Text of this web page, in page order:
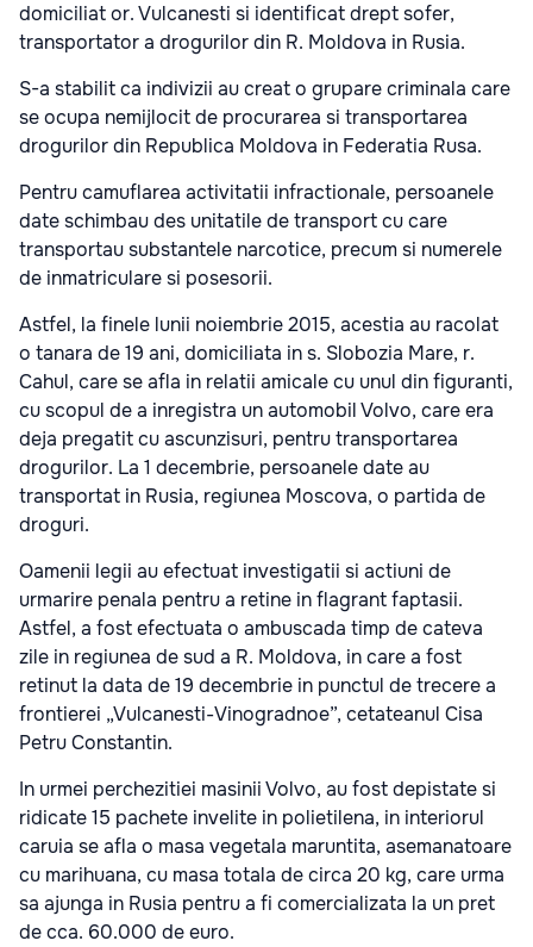
domiciliat or. Vulcanesti si identificat drept sofer,
transportator a drogurilor din R. Moldova in Rusia.
S-a stabilit ca indivizii au creat o grupare criminala care
se ocupa nemijlocit de procurarea si transportarea
drogurilor din Republica Moldova in Federatia Rusa.
Pentru camuflarea activitatii infractionale, persoanele
date schimbau des unitatile de transport cu care
transportau substantele narcotice, precum si numerele
de inmatriculare si posesorii.
Astfel, la finele lunii noiembrie 2015, acestia au racolat
o tanara de 19 ani, domiciliata in s. Slobozia Mare, r.
Cahul, care se afla in relatii amicale cu unul din figuranti,
cu scopul de a inregistra un automobil Volvo, care era
deja pregatit cu ascunzisuri, pentru transportarea
drogurilor. La 1 decembrie, persoanele date au
transportat in Rusia, regiunea Moscova, o partida de
droguri.
Oamenii legii au efectuat investigatii si actiuni de
urmarire penala pentru a retine in flagrant faptasii.
Astfel, a fost efectuata o ambuscada timp de cateva
zile in regiunea de sud a R. Moldova, in care a fost
retinut la data de 19 decembrie in punctul de trecere a
frontierei „Vulcanesti-Vinogradnoe”, cetateanul Cisa
Petru Constantin.
In urmei perchezitiei masinii Volvo, au fost depistate si
ridicate 15 pachete invelite in polietilena, in interiorul
caruia se afla o masa vegetala maruntita, asemanatoare
cu marihuana, cu masa totala de circa 20 kg, care urma
sa ajunga in Rusia pentru a fi comercializata la un pret
de cca. 60.000 de euro.